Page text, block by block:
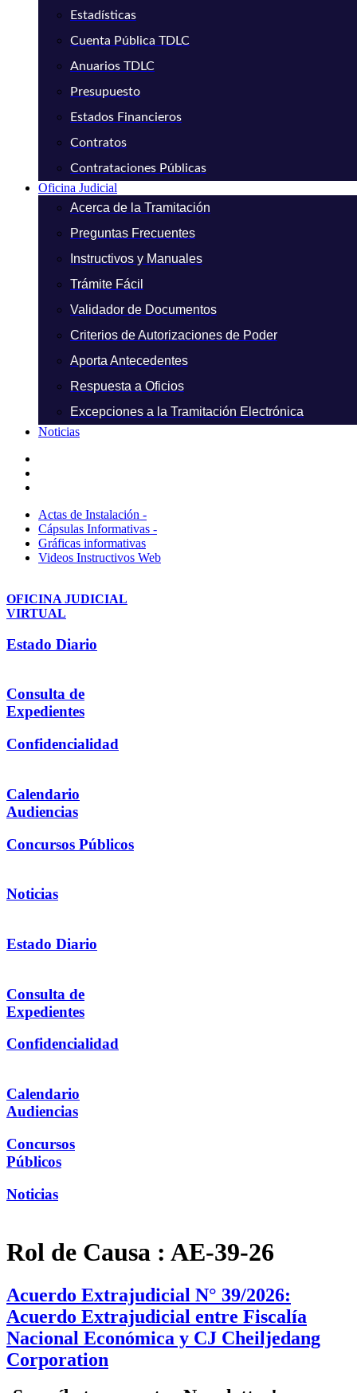
Estadísticas
Cuenta Pública TDLC
Anuarios TDLC
Presupuesto
Estados Financieros
Contratos
Contrataciones Públicas
Oficina Judicial
Acerca de la Tramitación
Preguntas Frecuentes
Instructivos y Manuales
Trámite Fácil
Validador de Documentos
Criterios de Autorizaciones de Poder
Aporta Antecedentes
Respuesta a Oficios
Excepciones a la Tramitación Electrónica
Noticias
Actas de Instalación -
Cápsulas Informativas -
Gráficas informativas
Videos Instructivos Web
OFICINA JUDICIAL
VIRTUAL
Estado Diario
Consulta de
Expedientes
Confidencialidad
Calendario
Audiencias
Concursos Públicos
Noticias
Estado Diario
Consulta de
Expedientes
Confidencialidad
Calendario
Audiencias
Concursos
Públicos
Noticias
Rol de Causa : AE-39-26
Acuerdo Extrajudicial N° 39/2026:
Acuerdo Extrajudicial entre Fiscalía
Nacional Económica y CJ Cheiljedang
Corporation